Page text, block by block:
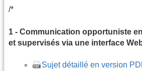
/*
1 - Communication opportuniste
et supervisés via une interface
Sujet détaillé en version